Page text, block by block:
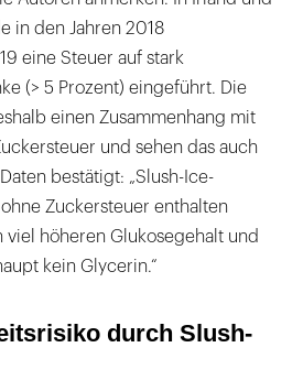
in den Jahren 2018
eine Steuer auf stark
(> 5 Prozent) eingeführt. Die
einen Zusammenhang mit
und sehen das auch
bestätigt: „Slush-Ice-
Zuckersteuer enthalten
höheren Glukosegehalt und
kein Glycerin.“
durch Slush-